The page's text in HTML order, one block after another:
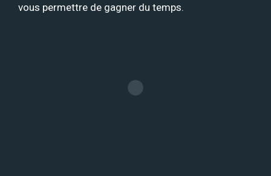
vous permettre de gagner du temps.